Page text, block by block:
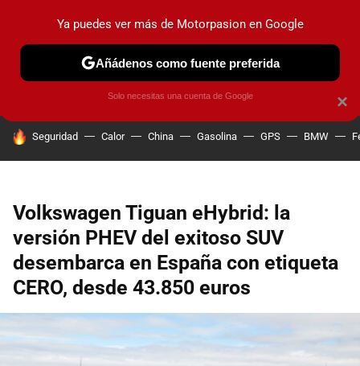
PRUEBAS COCHES ELÉCTRICOS OBSERVATORIO
HOY SE HABLA DE
Seguridad Calor China Gasolina GPS BMW
Volkswagen Tiguan eHybrid: la
versión PHEV del exitoso SUV
desembarca en España con etiqueta
CERO, desde 43.850 euros
×
Ya puedes ver más de Motorpasion en Google
Añádenos como fuente preferida
Solo necesitas una cuenta de Google